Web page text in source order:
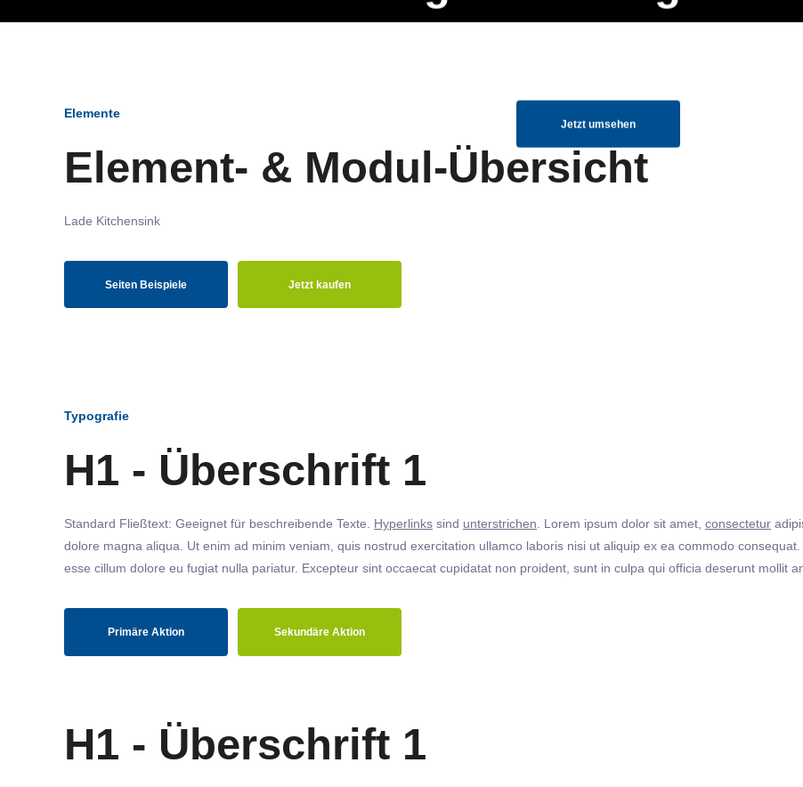
Jetzt umsehen
Elemente
Element- & Modul-Übersicht
Lade Kitchensink
Seiten Beispiele Jetzt kaufen
Typografie
H1 - Überschrift 1
Standard Fließtext: Geeignet für beschreibende Texte. Hyperlinks sind unterstrichen. Lorem ipsum dolor sit amet, consectetur
dolore magna aliqua. Ut enim ad minim veniam, quis nostrud exercitation ullamco laboris nisi ut aliquip ex ea commodo
esse cillum dolore eu fugiat nulla pariatur. Excepteur sint occaecat cupidatat non proident, sunt in culpa qui officia deserunt mollit
Primäre Aktion Sekundäre Aktion
H1 - Überschrift 1